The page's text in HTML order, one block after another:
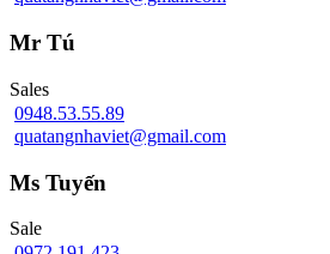
Mr Tú
Sales
0948.53.55.89
quatangnhaviet@gmail.com
Ms Tuyến
Sale